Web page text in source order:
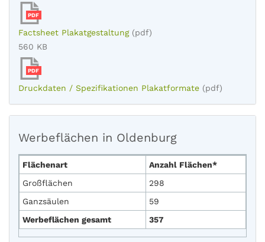
PDF
Factsheet Plakatgestaltung (pdf)
560 KB
PDF
Druckdaten / Spezifikationen Plakatformate (pdf)
Werbeflächen in Oldenburg
Flächenart
Anzahl Flächen*
Großflächen
298
Ganzsäulen
59
Werbeflächen gesamt
357